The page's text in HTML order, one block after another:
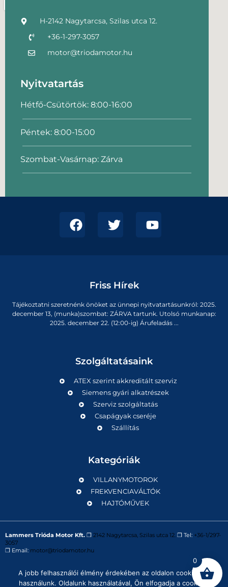
H-2142 Nagytarcsa, Szilas utca 12.
+36-1-297-3057
motor@triodamotor.hu
Nyitvatartás
Hétfő-Csütörtök: 8:00-16:00
Péntek: 8:00-15:00
Szombat-Vasárnap: Zárva
Friss Hírek
Tájékoztatni szeretnénk önöket az ünnepi nyitvatartásunkról: 2025.
december 13, (munka)szombat: ZÁRVA tartunk. Utolsó munkanap:
2025. december 22. (12:00-ig) Árufeladás ...
Szolgáltatásaink
ATEX szerint akkreditált szerviz
Siemens gyári alkatrészek
Szerviz szolgáltatás
Csapágyak cseréje
Szállítás
Kategóriák
VILLANYMOTOROK
FREKVENCIAVÁLTÓK
HAJTÓMŰVEK
Lammers Trióda Motor Kft. ❒ 2142 Nagytarcsa, Szilas utca 12. ❒ Tel: +36-1/297-
3057
❒ Email: motor@triodamotor.hu
Powered byDigit-Now Kft.
0
A jobb felhasználói élmény érdekében az oldalon cookie-kat
használunk. Oldalunk használatával, Ön elfogadja a cookie-k